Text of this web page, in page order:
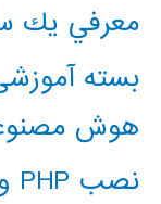
معرفي يك
بسته
هوش
نصب PHP و composer در ویندوز 10